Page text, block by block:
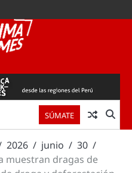
SÚMATE
2026 junio
30
muestran dragas de